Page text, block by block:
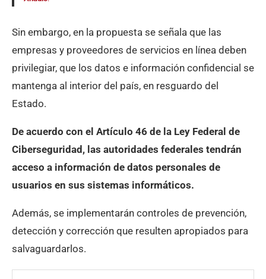
Sin embargo, en la propuesta se señala que las
empresas y proveedores de servicios en línea deben
privilegiar, que los datos e información confidencial se
mantenga al interior del país, en resguardo del
Estado.
De acuerdo con el Artículo 46 de la Ley Federal de
Ciberseguridad, las autoridades federales tendrán
acceso a información de datos personales de
usuarios en sus sistemas informáticos.
Además, se implementarán controles de prevención,
detección y corrección que resulten apropiados para
salvaguardarlos.